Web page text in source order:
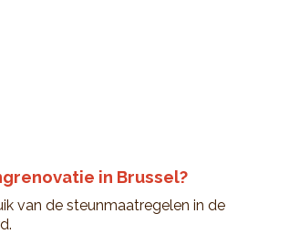
in Brussel?
van de steunmaatregelen in de